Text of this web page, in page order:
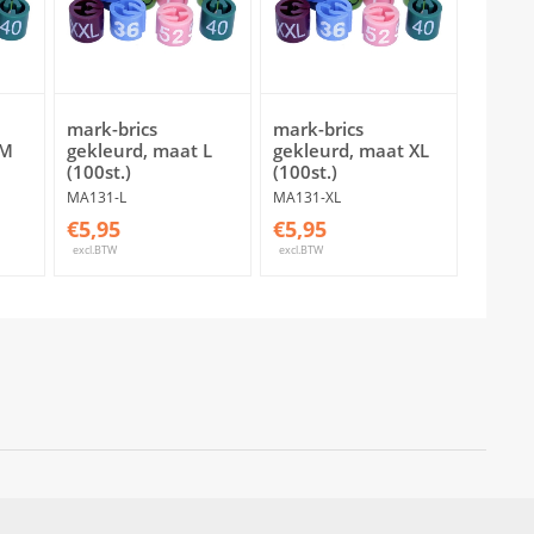
mark-brics
gekleurd, maat L
(100st.)
MA131-L
€5,95
excl.BTW
mark-brics
gekleurd, maat XL
(100st.)
MA131-XL
€5,95
excl.BTW